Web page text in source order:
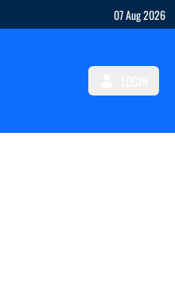
07 Aug 2026